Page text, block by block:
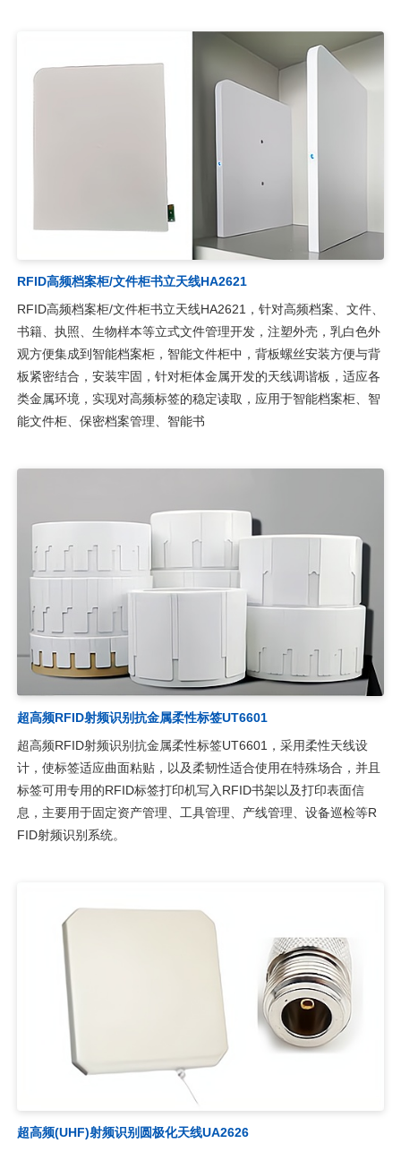
RFID高频档案柜/文件柜书立天线HA2621
RFID高频档案柜/文件柜书立天线HA2621，针对高频档案、文件、
书籍、执照、生物样本等立式文件管理开发，注塑外壳，乳白色外
观方便集成到智能档案柜，智能文件柜中，背板螺丝安装方便与背
板紧密结合，安装牢固，针对柜体金属开发的天线调谐板，适应各
类金属环境，实现对高频标签的稳定读取，应用于智能档案柜、智
能文件柜、保密档案管理、智能书
超高频RFID射频识别抗金属柔性标签UT6601
超高频RFID射频识别抗金属柔性标签UT6601，采用柔性天线设
计，使标签适应曲面粘贴，以及柔韧性适合使用在特殊场合，并且
标签可用专用的RFID标签打印机写入RFID书架以及打印表面信
息，主要用于固定资产管理、工具管理、产线管理、设备巡检等R
FID射频识别系统。
超高频(UHF)射频识别圆极化天线UA2626